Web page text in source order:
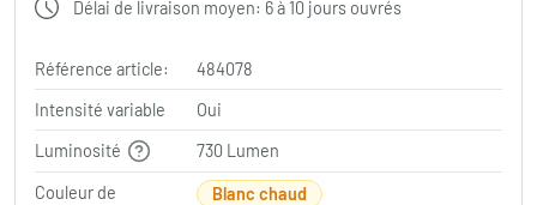
Délai de livraison moyen: 6 à 10 jours ouvrés
Référence article:
484078
Intensité variable
Oui
Luminosité
730 Lumen
Couleur de
Blanc chaud